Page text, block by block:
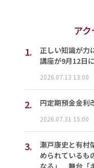
ア
1.
正しい知識が
講座が9月12日
2026.07.13 13:00
2. 円定期預金金利
2026.07.31 15:00
3.
瀬戸康史と有村
められているも
なる」 舞台「